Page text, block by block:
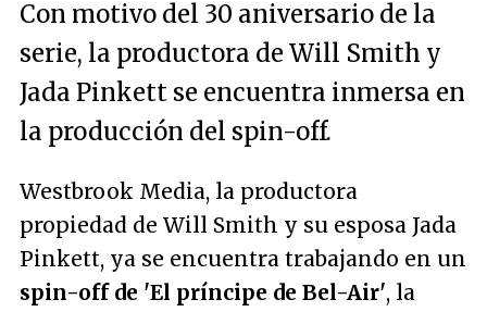
Con motivo del 30 aniversario de la
serie, la productora de Will Smith y
Jada Pinkett se encuentra inmersa en
la producción del spin-off.
Westbrook Media, la productora
propiedad de Will Smith y su esposa Jada
Pinkett, ya se encuentra trabajando en un
spin-off de 'El príncipe de Bel-Air', la